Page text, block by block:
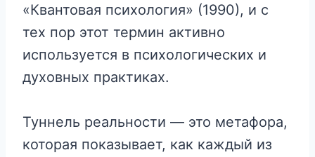
«Квантовая психология» (1990), и с
тех пор этот термин активно
используется в психологических и
духовных практиках.
Туннель реальности — это метафора,
которая показывает, как каждый из